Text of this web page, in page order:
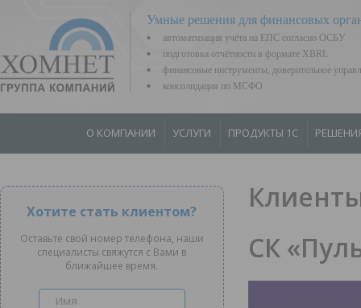
Умные решения для финансовых
автоматизация учёта на ЕПС согласно ОСБУ
подготовка отчётности в формате XBRL
финансовые инструменты, доверительное
консолидация по МСФО
О КОМПАНИИ УСЛУГИ ПРОДУКТЫ 1С
Хотите стать клиентом?
Оставьте свой номер телефона, наши
специалисты свяжутся с Вами в
ближайшее время.
СК